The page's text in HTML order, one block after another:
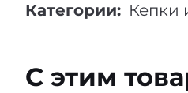
Категории: Кепки
С этим